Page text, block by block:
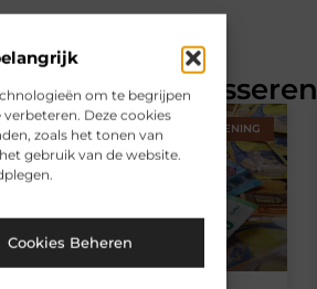
om te begrijpen
Deze cookies
zoals het tonen van
gebruik van de website.
Cookies Beheren
interesseren
ZAKELIJKE DIENSTVERLENING